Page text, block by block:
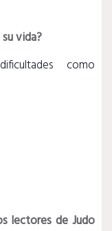
vida?
como
lectores de Judo